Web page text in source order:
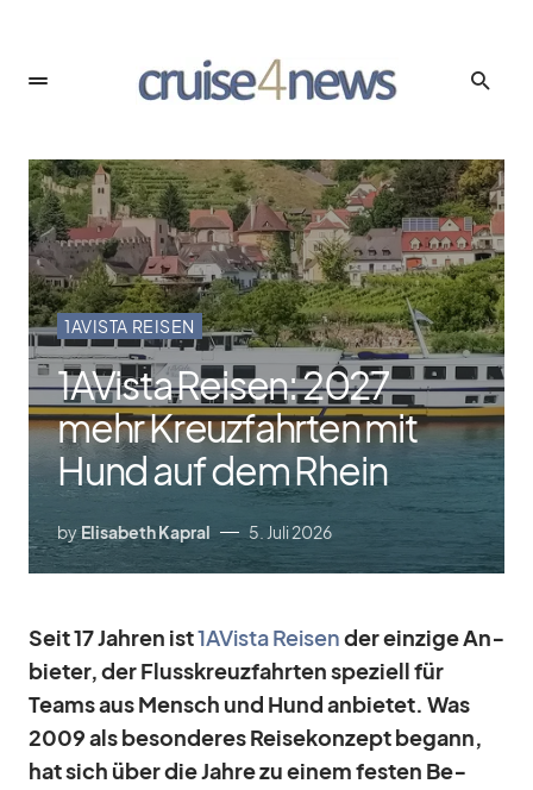
1AVISTA REISEN
1AVista Reisen: 2027
mehr Kreuzfahrten mit
Hund auf dem Rhein
byElisabeth Kapral 5. Juli 2026
Seit 17 Jah­ren ist1AVista Rei­sender ein­zige An­
bie­ter, der Fluss­kreuz­fahr­ten spe­zi­ell für
Teams aus Mensch und Hund an­bie­tet. Was
2009 als be­son­de­res Rei­se­kon­zept be­gann,
hat sich über die Jahre zu ei­nem fes­ten Be­